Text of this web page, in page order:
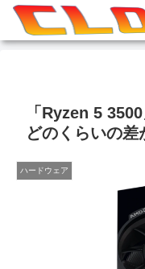
「Ryzen 5
どのくらいの差
ハードウェア